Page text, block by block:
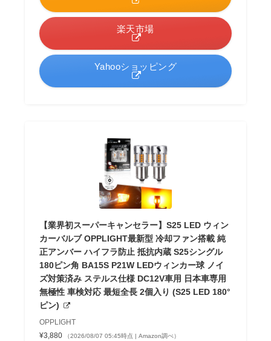
楽天市場
Yahooショッピング
【業界初スーパーキャンセラー】S25 LED ウィン
カーバルブ OPPLIGHT最新型 冷却ファン搭載 純
正アンバー ハイフラ防止 抵抗内蔵 S25シングル
180ピン角 BA15S P21W LEDウィンカー球 ノイ
ズ対策済み ステルス仕様 DC12V車用 日本車専用
無極性 車検対応 最短全長 2個入り (S25 LED 180°
ピン)
OPPLIGHT
¥3,880
（2026/08/07 05:45時点 | Amazon調べ）